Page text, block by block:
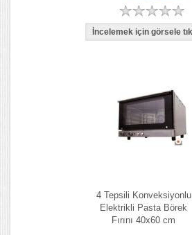
4 Tepsili Konveksiyonlu
Elektrikli Pasta Börek
Fırını 40x60 cm